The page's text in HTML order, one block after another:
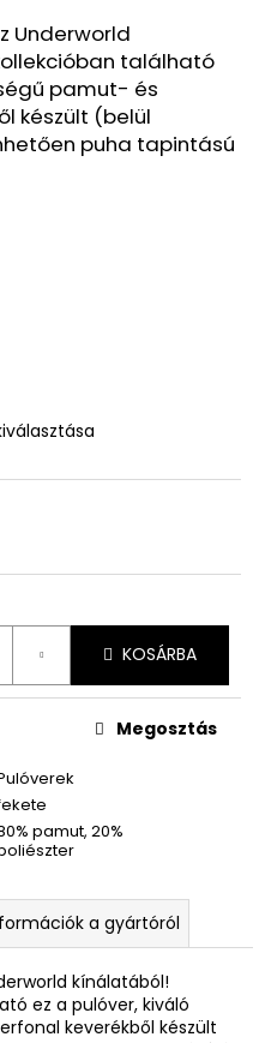
Underworld
található
pamut- és
készült (belül
puha tapintású
KOSÁRBA
pamut, 20%
Megosztás
a gyártóról
kínálatából!
ez a pulóver, kiváló
keverékből készült